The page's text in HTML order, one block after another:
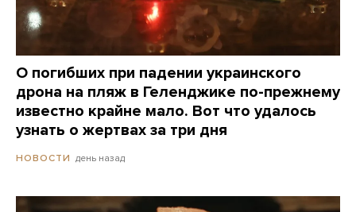
О погибших при падении украинского
дрона на пляж в Геленджике по-прежнему
известно крайне мало. Вот что удалось
узнать о жертвах за три дня
НОВОСТИ день назад